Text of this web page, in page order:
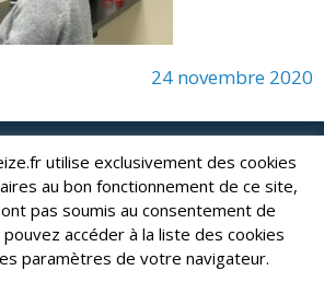
24 novembre 2020
- e-mail : lagleize2024@gmail.com
© 2024. Tous droits réservés.
utilise exclusivement des cookies
au bon fonctionnement de ce site,
pas soumis au consentement de
accéder à la liste des cookies
paramètres de votre navigateur.